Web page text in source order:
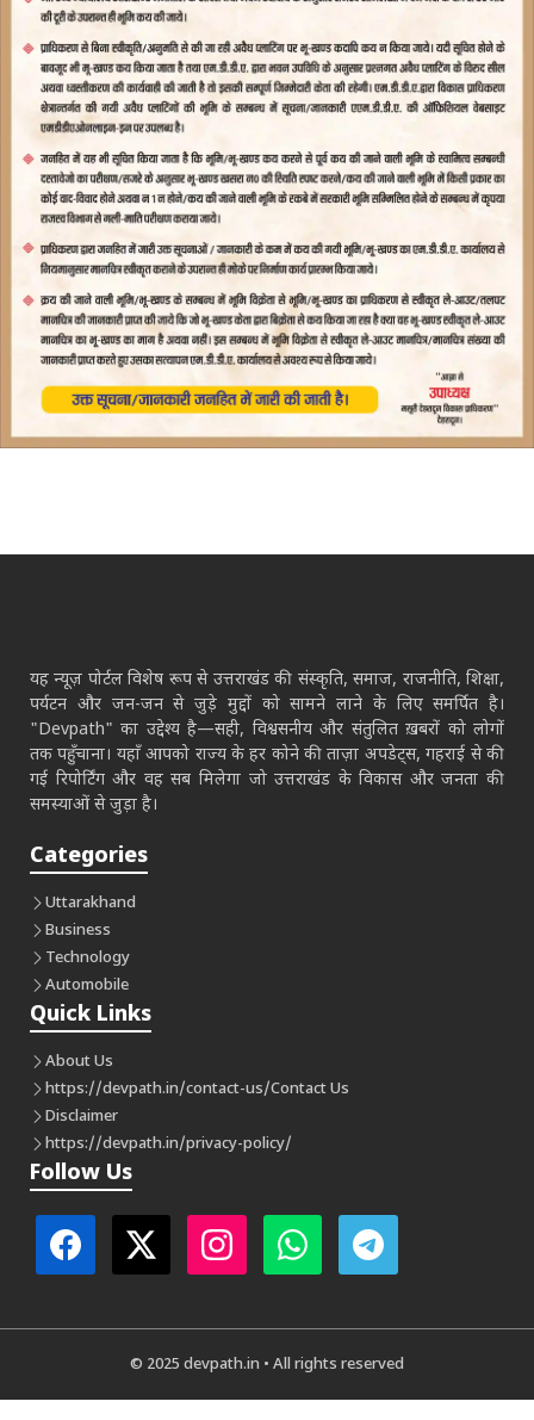
यह न्यूज़ पोर्टल विशेष रूप से उत्तराखंड की संस्कृति, समाज, राजनीति, शिक्षा,
पर्यटन और जन-जन से जुड़े मुद्दों को सामने लाने के लिए समर्पित है।
"Devpath" का उद्देश्य है—सही, विश्वसनीय और संतुलित ख़बरों को लोगों
तक पहुँचाना। यहाँ आपको राज्य के हर कोने की ताज़ा अपडेट्स, गहराई से की
गई रिपोर्टिंग और वह सब मिलेगा जो उत्तराखंड के विकास और जनता की
समस्याओं से जुड़ा है।
Categories
Uttarakhand
Business
Technology
Automobile
Quick Links
About Us
https://devpath.in/contact-us/Contact Us
Disclaimer
https://devpath.in/privacy-policy/
Follow Us
© 2025 devpath.in • All rights reserved